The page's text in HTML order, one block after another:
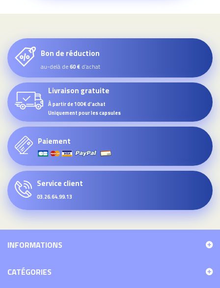
Bon de réduction
au-delà de60 € d’achat
Livraison gratuite
À partir de 100€ d'achat
Uniquement pour les capsules
Paiement
Service client
03.26.64.99.13
INFORMATIONS
CATÉGORIES